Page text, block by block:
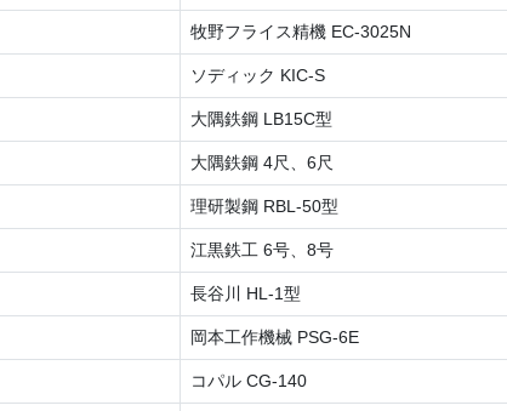
牧野フライス精機 EC-3025N
ソディック KIC-S
大隅鉄鋼 LB15C型
大隅鉄鋼 4尺、6尺
理研製鋼 RBL-50型
江黒鉄工 6号、8号
長谷川 HL-1型
岡本工作機械 PSG-6E
コパル CG-140